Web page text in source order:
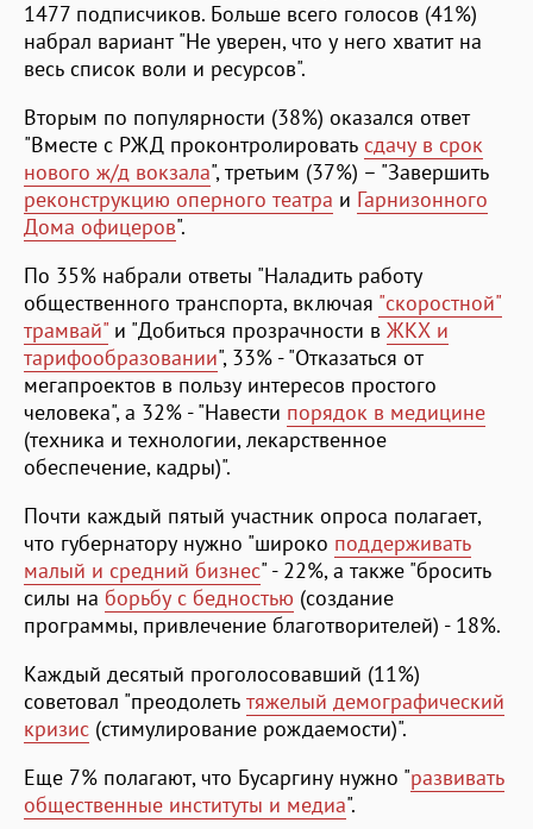
1477 подписчиков. Больше всего голосов (41%)
набрал вариант "Не уверен, что у него хватит на
весь список воли и ресурсов".
Вторым по популярности (38%) оказался ответ
"Вместе с РЖД проконтролировать сдачу в срок
нового ж/д вокзала", третьим (37%) – "Завершить
реконструкцию оперного театра и Гарнизонного
Дома офицеров".
По 35% набрали ответы "Наладить работу
общественного транспорта, включая "скоростной"
трамвай" и "Добиться прозрачности в ЖКХ и
тарифообразовании", 33% - "Отказаться от
мегапроектов в пользу интересов простого
человека", а 32% - "Навести порядок в медицине
(техника и технологии, лекарственное
обеспечение, кадры)".
Почти каждый пятый участник опроса полагает,
что губернатору нужно "широко поддерживать
малый и средний бизнес" - 22%, а также "бросить
силы на борьбу с бедностью (создание
программы, привлечение благотворителей) - 18%.
Каждый десятый проголосовавший (11%)
советовал "преодолеть тяжелый демографический
кризис (стимулирование рождаемости)".
Еще 7% полагают, что Бусаргину нужно "развивать
общественные институты и медиа".